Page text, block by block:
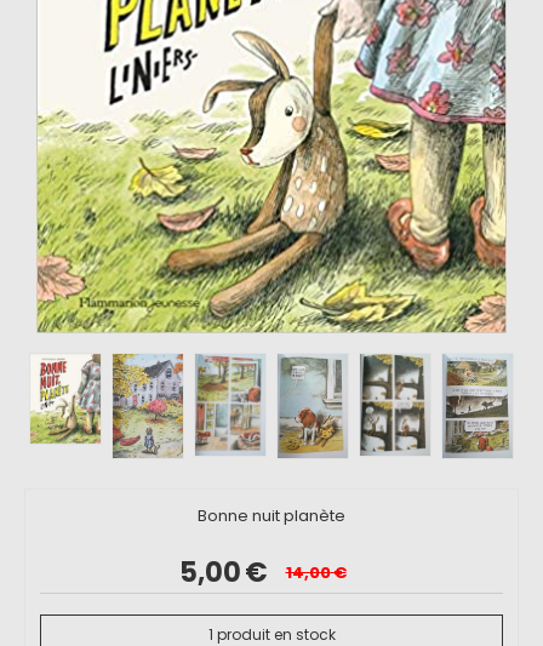
Bonne nuit planète
5,00€ 14,00€
1 produit en stock